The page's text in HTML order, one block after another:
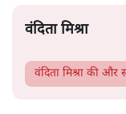
वंदिता मिश्रा
वंदिता मिश्रा की और